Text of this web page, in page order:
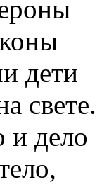
дети
свете.
и дело